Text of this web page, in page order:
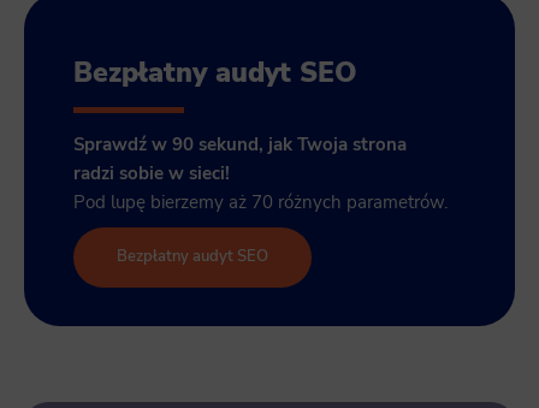
Bezpłatny audyt SEO
Sprawdź w 90 sekund, jak Twoja strona
radzi sobie w sieci!
Pod lupę bierzemy aż 70 różnych parametrów.
Bezpłatny audyt SEO